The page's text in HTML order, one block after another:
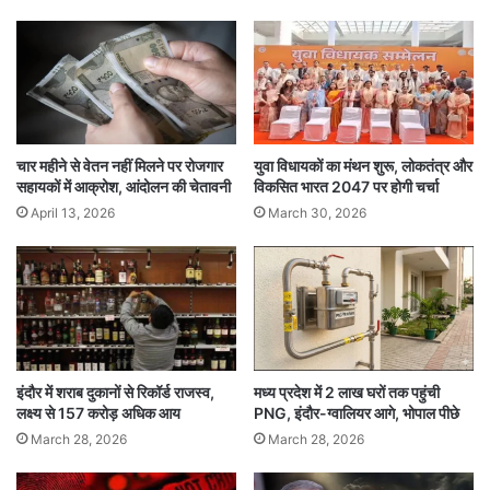
क्या है धार्मिक नारे लगवाने का पूरा मामला
उल्लेखनीय है मुस्लिम समाज के तीन बच्चों के साथ मारपीट
कर नारे लगवाने का वीडियो गुरुवार शाम इंटरनेट मीडिया पर
फैला था। इसके बाद बच्चों को लेकर उनके स्वजन व समाज
के लोग थाने पहुंचे और मारपीट कर नारे लगवाने व वीडियो
मांग थी।
पुलिस को 13 वर्षीय बालक ने बताया था कि वह छह व
ग्यारह वर्षीय दोस्त के साथ एक-डेढ़ माह पहले घूमने अमृत
सागर बगीचा क्षेत्र गए थे। निर्माणाधीन झूला स्थल के पास
तीनों बैठे हुए थे। तभी दो व्यक्ति आए और हमसे नाम पूछकर
गाली गलौच करते हुए चप्पल से मारपीट करने लगे।
चार महीने से वेतन नहीं मिलने पर रोजगार
सहायकों में आक्रोश, आंदोलन की चेतावनी
April 13, 2026
युवा विधायकों का मंथन शुरू, लोकतंत्र और
विकसित भारत 2047 पर होगी चर्चा
March 30, 2026
इंदौर में शराब दुकानों से रिकॉर्ड राजस्व,
लक्ष्य से 157 करोड़ अधिक आय
March 28, 2026
मध्य प्रदेश में 2 लाख घरों तक पहुंची
PNG, इंदौर-ग्वालियर आगे, भोपाल पीछे
March 28, 2026